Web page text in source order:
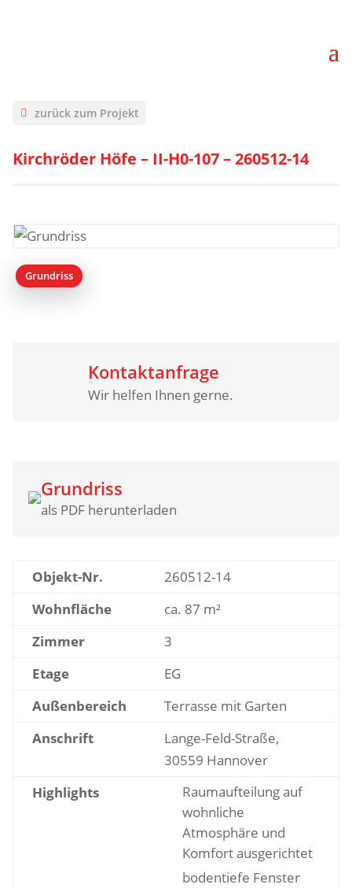
zurück zum Projekt
Kirchröder Höfe – II-H0-107 – 260512-14
Grundriss
Kontaktanfrage
Wir helfen Ihnen gerne.
Grundriss
als PDF herunterladen
Objekt-Nr.
260512-14
Wohnfläche
ca. 87 m²
Zimmer
3
Etage
EG
Außenbereich
Terrasse mit Garten
Anschrift
Lange-Feld-Straße,
30559 Hannover
Highlights
Raumaufteilung auf
wohnliche
Atmosphäre und
Komfort ausgerichtet
bodentiefe Fenster